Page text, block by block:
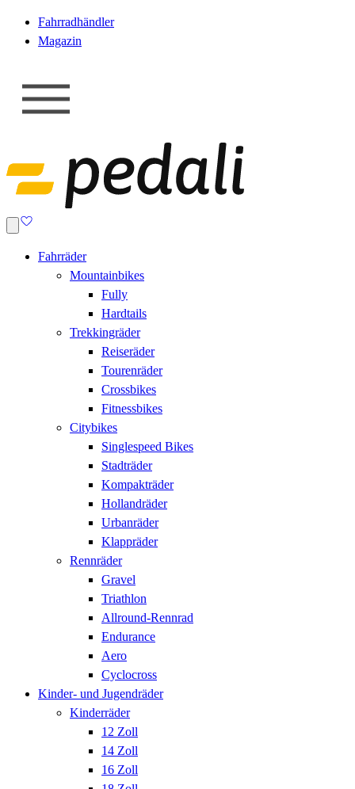
Fahrradhändler
Magazin
Fahrräder
Mountainbikes
Fully
Hardtails
Trekkingräder
Reiseräder
Tourenräder
Crossbikes
Fitnessbikes
Citybikes
Singlespeed Bikes
Stadträder
Kompakträder
Hollandräder
Urbanräder
Klappräder
Rennräder
Gravel
Triathlon
Allround-Rennrad
Endurance
Aero
Cyclocross
Kinder- und Jugendräder
Kinderräder
12 Zoll
14 Zoll
16 Zoll